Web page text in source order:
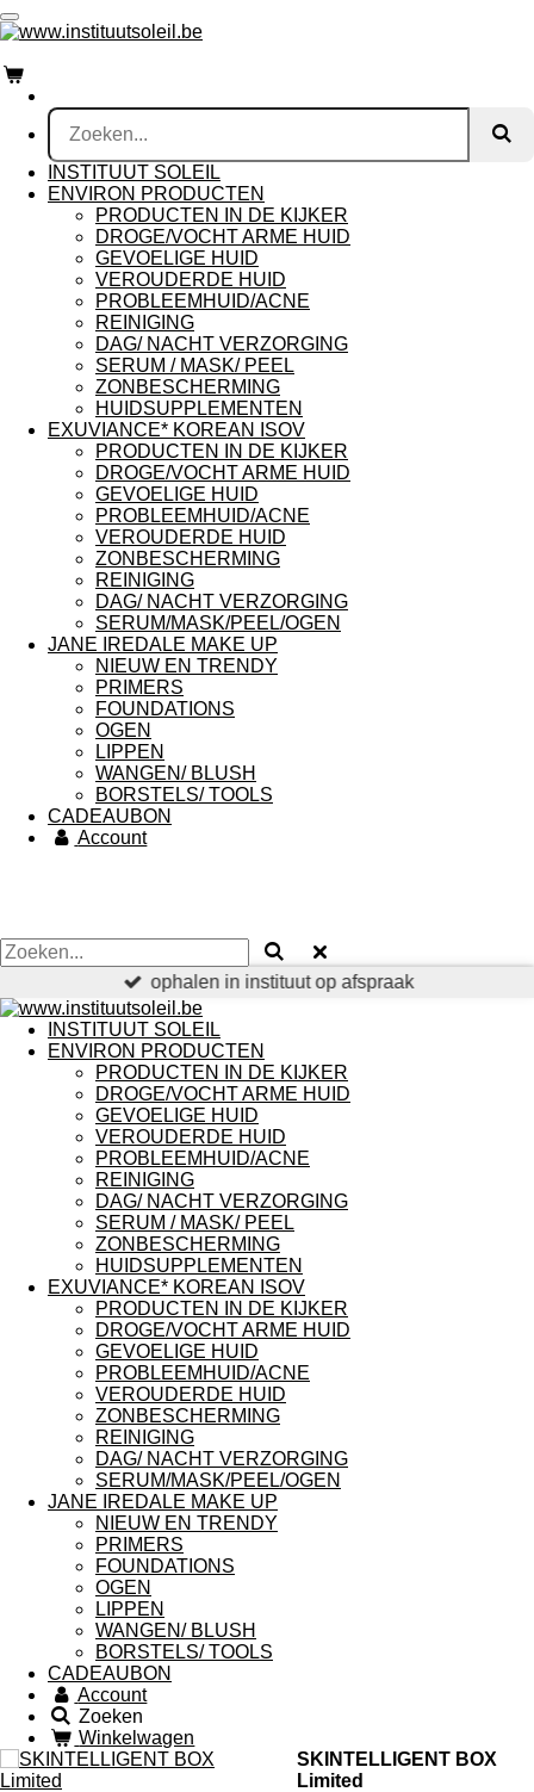
Ga
direct
naar
de
hoofdinhoud
INSTITUUT SOLEIL
ENVIRON PRODUCTEN
PRODUCTEN IN DE KIJKER
DROGE/VOCHT ARME HUID
GEVOELIGE HUID
VEROUDERDE HUID
PROBLEEMHUID/ACNE
REINIGING
DAG/ NACHT VERZORGING
SERUM / MASK/ PEEL
ZONBESCHERMING
HUIDSUPPLEMENTEN
EXUVIANCE* KOREAN ISOV
PRODUCTEN IN DE KIJKER
DROGE/VOCHT ARME HUID
GEVOELIGE HUID
PROBLEEMHUID/ACNE
VEROUDERDE HUID
ZONBESCHERMING
REINIGING
DAG/ NACHT VERZORGING
SERUM/MASK/PEEL/OGEN
JANE IREDALE MAKE UP
NIEUW EN TRENDY
PRIMERS
FOUNDATIONS
OGEN
LIPPEN
WANGEN/ BLUSH
BORSTELS/ TOOLS
CADEAUBON
Account
ophalen in instituut op afspraak
INSTITUUT SOLEIL
ENVIRON PRODUCTEN
PRODUCTEN IN DE KIJKER
DROGE/VOCHT ARME HUID
GEVOELIGE HUID
VEROUDERDE HUID
PROBLEEMHUID/ACNE
REINIGING
DAG/ NACHT VERZORGING
SERUM / MASK/ PEEL
ZONBESCHERMING
HUIDSUPPLEMENTEN
EXUVIANCE* KOREAN ISOV
PRODUCTEN IN DE KIJKER
DROGE/VOCHT ARME HUID
GEVOELIGE HUID
PROBLEEMHUID/ACNE
VEROUDERDE HUID
ZONBESCHERMING
REINIGING
DAG/ NACHT VERZORGING
SERUM/MASK/PEEL/OGEN
JANE IREDALE MAKE UP
NIEUW EN TRENDY
PRIMERS
FOUNDATIONS
OGEN
LIPPEN
WANGEN/ BLUSH
BORSTELS/ TOOLS
CADEAUBON
Account
Zoeken
Winkelwagen
SKINTELLIGENT BOX
Limited